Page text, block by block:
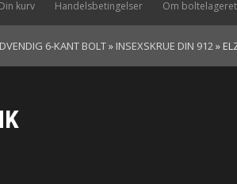
Din kurv Handelsbetingelser Om boltelageret
6-KANT BOLT» INSEXSKRUE DIN 912»